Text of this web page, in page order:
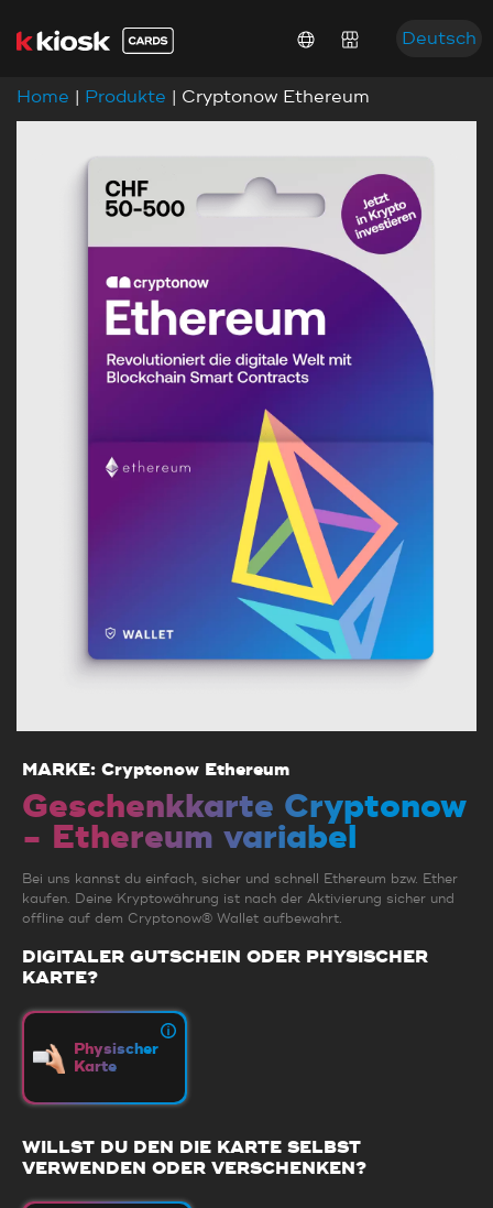
Deutsch
Home | Produkte | Cryptonow Ethereum
MARKE: Cryptonow Ethereum
Geschenkkarte Cryptonow
- Ethereum variabel
Bei uns kannst du einfach, sicher und schnell Ethereum bzw. Ether
kaufen. Deine Kryptowährung ist nach der Aktivierung sicher und
offline auf dem Cryptonow® Wallet aufbewahrt.
DIGITALER GUTSCHEIN ODER PHYSISCHER
KARTE?
Physischer
Karte
WILLST DU DEN DIE KARTE SELBST
VERWENDEN ODER VERSCHENKEN?